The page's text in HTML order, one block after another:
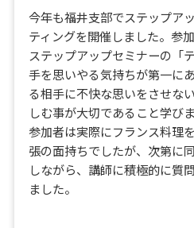
今年も福井支部でステップア
ティングを開催しました。参
ステップアップセミナーの「
手を思いやる気持ちが第一に
る相手に不快な思いをさせな
しむ事が大切であること学びま
参加者は実際にフランス料理
張の面持ちでしたが、次第に
しながら、講師に積極的に質
ました。